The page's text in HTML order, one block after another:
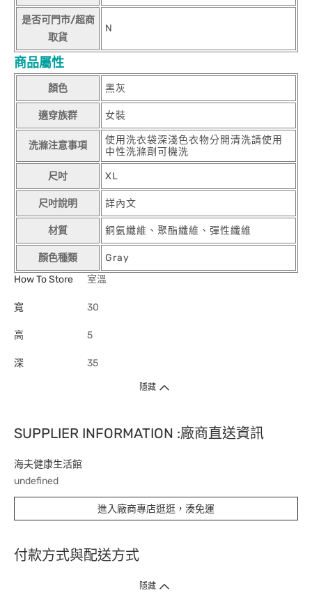
是否可門市/超商
取貨
N
商品屬性
顏色 黑灰
適穿族群 女裝
洗滌注意事項
使用洗衣袋深淺色衣物分開清洗請使用
中性洗滌劑可機洗
尺吋 XL
尺吋說明 詳內文
材質 銅氨纖維、聚酯纖維、彈性纖維
顏色種類
Gray
How To Store
室溫
寬 30
高 5
深 35
隱藏
SUPPLIER INFORMATION :廠商直送資訊
海夫健康生活館
undefined
進入廠商專店逛逛，湊免運
付款方式與配送方式
隱藏